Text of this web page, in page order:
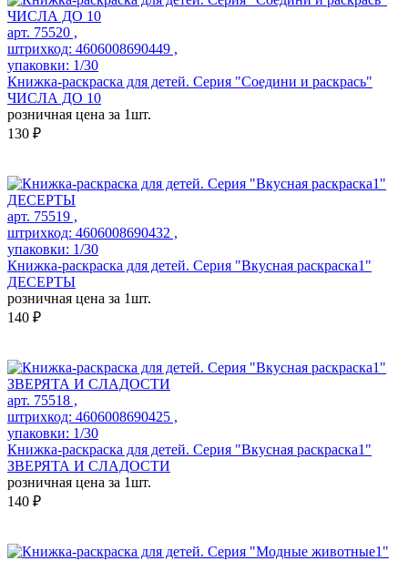
арт. 75520 ,
штрихкод: 4606008690449 ,
упаковки: 1/30
Книжка-раскраска для детей. Серия "Соедини и раскрась"
ЧИСЛА ДО 10
розничная цена за 1шт.
130 ₽
арт. 75519 ,
штрихкод: 4606008690432 ,
упаковки: 1/30
Книжка-раскраска для детей. Серия "Вкусная раскраска1"
ДЕСЕРТЫ
розничная цена за 1шт.
140 ₽
арт. 75518 ,
штрихкод: 4606008690425 ,
упаковки: 1/30
Книжка-раскраска для детей. Серия "Вкусная раскраска1"
ЗВЕРЯТА И СЛАДОСТИ
розничная цена за 1шт.
140 ₽